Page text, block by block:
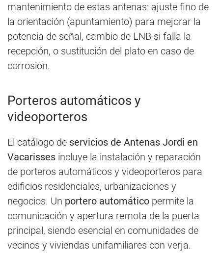
mantenimiento de estas antenas: ajuste fino de
la orientación (apuntamiento) para mejorar la
potencia de señal, cambio de LNB si falla la
recepción, o sustitución del plato en caso de
corrosión.
Porteros automáticos y
videoporteros
El catálogo de servicios de Antenas Jordi en
Vacarisses incluye la instalación y reparación
de porteros automáticos y videoporteros para
edificios residenciales, urbanizaciones y
negocios. Un portero automático permite la
comunicación y apertura remota de la puerta
principal, siendo esencial en comunidades de
vecinos y viviendas unifamiliares con verja.